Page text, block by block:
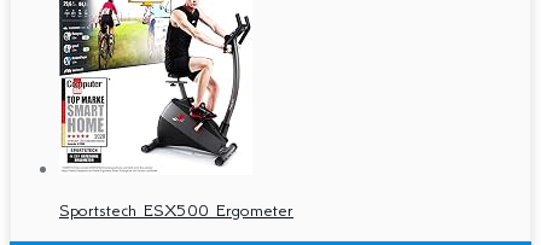
Sportstech ESX500 Ergometer